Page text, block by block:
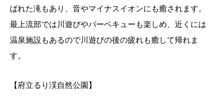
ばれた滝もあり、音やマイナスイオンにも癒されます。
最上流部では川遊びやバーベキューも楽しめ、近くには
温泉施設もあるので川遊びの後の疲れも癒して帰れま
す。
【府立るり渓自然公園】